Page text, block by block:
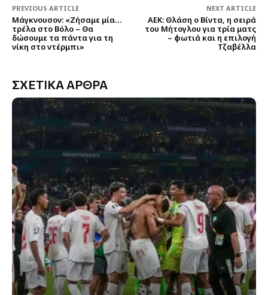
PREVIOUS ARTICLE
Μάγκνουσον: «Ζήσαμε μία…
τρέλα στο Βόλο – Θα
δώσουμε τα πάντα για τη
νίκη στο ντέρμπι»
NEXT ARTICLE
ΑΕΚ: Θλάση ο Βίντα, η σειρά
του Μήτογλου για τρία ματς
– φωτιά και η επιλογή
Τζαβέλλα
ΣΧΕΤΙΚΑ ΑΡΘΡΑ